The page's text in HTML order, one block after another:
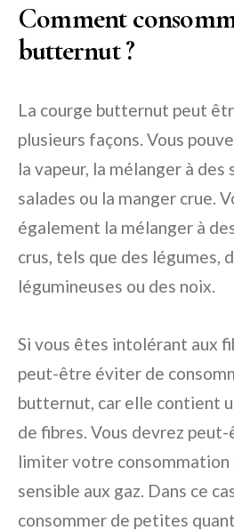
Comment
butternut ?
La courge butternut peut
plusieurs façons. Vous
la vapeur, la mélanger à des
salades ou la manger crue.
également la mélanger à
crus, tels que des légumes,
légumineuses ou des noix.
Si vous êtes intolérant aux
peut-être éviter de
butternut, car elle contient
de fibres. Vous devrez
limiter votre consommation
sensible aux gaz. Dans ce
consommer de petites